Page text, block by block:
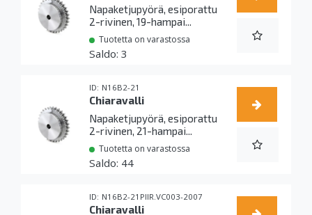
Napaketjupyörä, esiporattu
2-rivinen, 19-hampai...
Tuotetta on varastossa
3
N16B2-21
Chiaravalli
Napaketjupyörä, esiporattu
2-rivinen, 21-hampai...
Tuotetta on varastossa
44
N16B2-21PIIR.VC003-2007
Chiaravalli